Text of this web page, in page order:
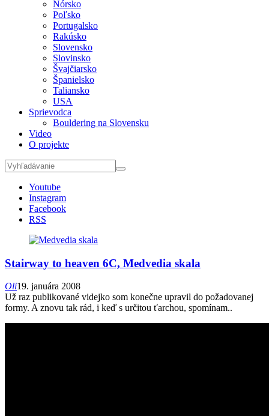
Nórsko
Poľsko
Portugalsko
Rakúsko
Slovensko
Slovinsko
Švajčiarsko
Španielsko
Taliansko
USA
Sprievodca
Bouldering na Slovensku
Video
O projekte
Youtube
Instagram
Facebook
RSS
Stairway to heaven 6C, Medvedia skala
Oli19. januára 2008
Už raz publikované videjko som konečne upravil do požadovanej
formy. A znovu tak rád, i keď s určitou ťarchou, spomínam..